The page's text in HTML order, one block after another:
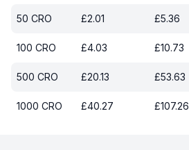
50 CRO £2.01 £5.36
100 CRO £4.03 £10.73
500 CRO £20.13 £53.63
1000 CRO £40.27 £107.26